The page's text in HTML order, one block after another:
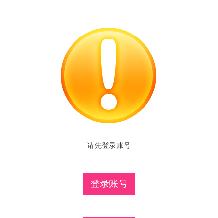
请先登录账号
登录账号